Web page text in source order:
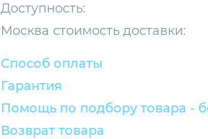
Доступность:
Москва стоимость доставки:
Способ оплаты
Гарантия
Помощь по подбору товара -
Возврат товара